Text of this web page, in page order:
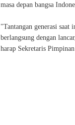
masa depan bangsa
"Tantangan generasi saat
berlangsung dengan
harap Sekretaris